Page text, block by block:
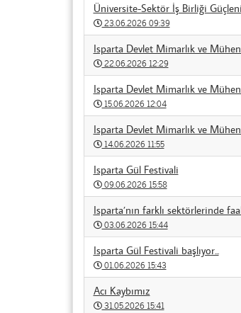
Üniversite-Sektör İş Birliği
23.06.2026 09:39
Isparta Devlet Mimarlık ve
22.06.2026 12:29
Isparta Devlet Mimarlık ve
15.06.2026 12:04
Isparta Devlet Mimarlık ve
14.06.2026 11:55
Isparta Gül Festivali
09.06.2026 15:58
Isparta’nın farklı sektörlerinde
03.06.2026 15:44
Isparta Gül Festivali başlıyor...
01.06.2026 15:43
Acı Kaybımız
31.05.2026 15:41